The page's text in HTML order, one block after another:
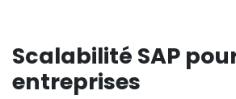
Scalabilité SAP
entreprises